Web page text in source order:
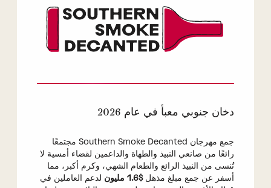
دخان جنوبي معبأ في عام 2026
جمع مهرجان Southern Smoke Decanted مجتمعًا
رائعًا من صانعي النبيذ والطهاة والداعمين لقضاء أمسية لا
تُنسى من النبيذ الرائع والطعام الشهي، وكرم أكبر، مما
أسفر عن جمع مبلغ مذهل$1.6 مليون
لدعم العاملين في